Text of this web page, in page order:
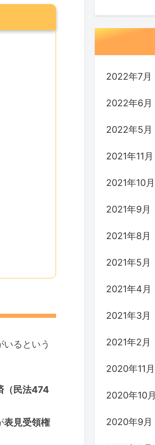
るという
（民法474
表見受領権
2022年7月
2022年6月
2022年5月
2021年11月
2021年10月
2021年9月
2021年8月
2021年5月
2021年4月
2021年3月
2021年2月
2020年11月
2020年10月
2020年9月